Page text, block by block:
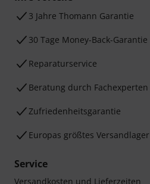
3 Jahre Thomann Garantie
30 Tage Money-Back-Garantie
Reparaturservice
Beratung durch Fachexperten
Zufriedenheitsgarantie
Europas größtes Versandlager
Service
Versandkosten und Lieferzeiten